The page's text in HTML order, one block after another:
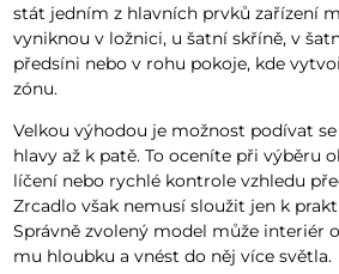
stát jedním z hlavních prvků zařízení
vyniknou v ložnici, u šatní skříně, v
předsíni nebo v rohu pokoje, kde
zónu.
Velkou výhodou je možnost podívat
hlavy až k patě. To oceníte při výběru
líčení nebo rychlé kontrole vzhledu
Zrcadlo však nemusí sloužit jen k
Správně zvolený model může interiér
mu hloubku a vnést do něj více světla.